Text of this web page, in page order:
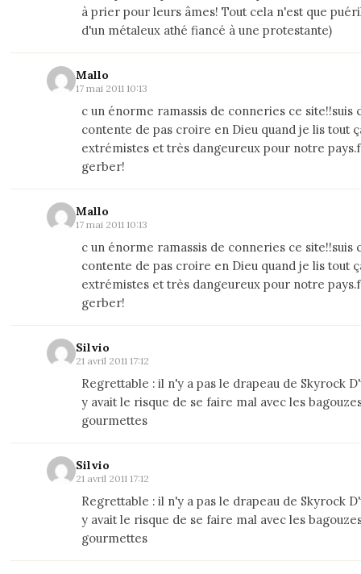
à prier pour leurs âmes! Tout cela n'est que
d'un métaleux athé fiancé à une protestante)
Mallo
17 mai 2011 10:13
c un énorme ramassis de conneries ce site!!suis
contente de pas croire en Dieu quand je lis tout
extrémistes et très dangeureux pour notre
gerber!
Mallo
17 mai 2011 10:13
c un énorme ramassis de conneries ce site!!suis
contente de pas croire en Dieu quand je lis tout
extrémistes et très dangeureux pour notre
gerber!
Silvio
21 avril 2011 17:12
Regrettable : il n'y a pas le drapeau de Skyrock
y avait le risque de se faire mal avec les
gourmettes
Silvio
21 avril 2011 17:12
Regrettable : il n'y a pas le drapeau de Skyrock
y avait le risque de se faire mal avec les
gourmettes